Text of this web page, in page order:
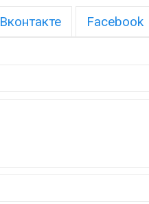
Вконтакте Facebook